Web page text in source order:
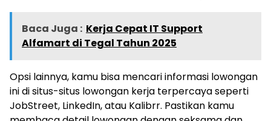
Baca Juga : Kerja Cepat IT Support
Alfamart di Tegal Tahun 2025
Opsi lainnya, kamu bisa mencari informasi lowongan
ini di situs-situs lowongan kerja terpercaya seperti
JobStreet, LinkedIn, atau Kalibrr. Pastikan kamu